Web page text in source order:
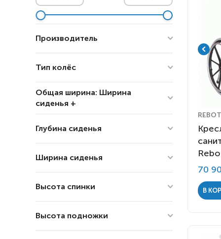
Респираторное оборудование
Производитель
Meyra Ortopedia
Ortonica 14
Rebotec 2
Тип колёс
Литые 24
Общая ширина: Ширина
сиденья +
Глубина сиденья
Ширина сиденья
Высота спинки
Высота подножки
70
В